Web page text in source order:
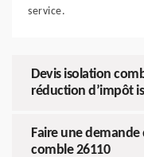
service.
Devis isolation
réduction d’impôt
Faire une
comble 26110